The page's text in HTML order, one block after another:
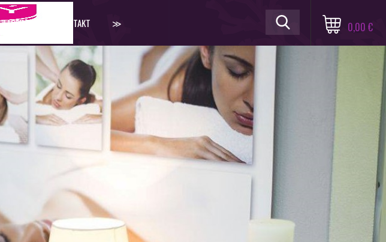
FACEBOOK KONTAKT ≫ 0,00 €